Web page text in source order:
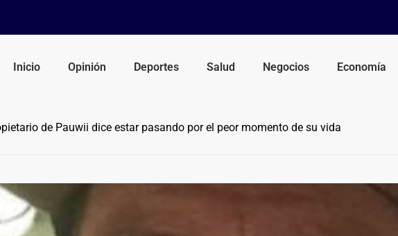
Inicio Opinión Deportes Salud Negocios Economía
de Pauwii dice estar pasando por el peor momento de su vida